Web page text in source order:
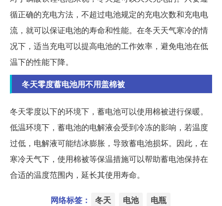
循正确的充电方法，不超过电池规定的充电次数和充电电
流，就可以保证电池的寿命和性能。在冬天天气寒冷的情
况下，适当充电可以提高电池的工作效率，避免电池在低
温下的性能下降。
冬天零度蓄电池用不用盖棉被
冬天零度以下的环境下，蓄电池可以使用棉被进行保暖。
低温环境下，蓄电池的电解液会受到冷冻的影响，若温度
过低，电解液可能结冰膨胀，导致蓄电池损坏。因此，在
寒冷天气下，使用棉被等保温措施可以帮助蓄电池保持在
合适的温度范围内，延长其使用寿命。
网络标签： 冬天 电池 电瓶